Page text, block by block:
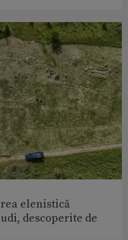
elenistică
descoperite de